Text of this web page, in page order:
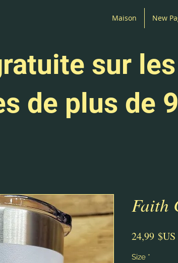
Maison New
sur les
de plus de
Faith
24,99 $US
Size *